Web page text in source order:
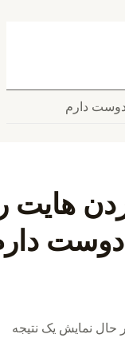
دارم
هایت را
دارم
نمایش یک نتیجه